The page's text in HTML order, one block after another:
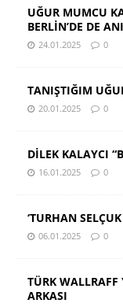
UĞUR MUMCU
BERLİN’DE DE
24.01.2025 0
TANIŞTIĞIM
20.01.2025 0
DİLEK KALAYCI
16.01.2025 0
‘TURHAN
06.01.2025 0
TÜRK
ARKASI